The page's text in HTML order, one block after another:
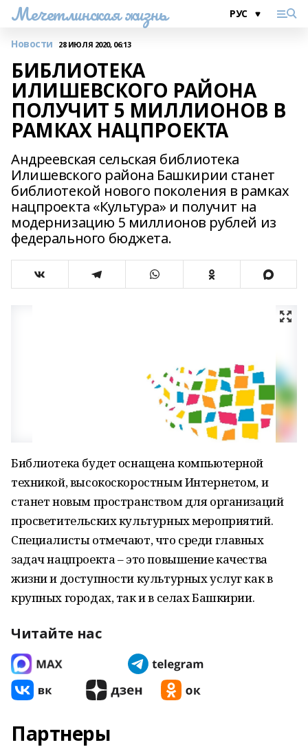
Мечетлинская жизнь
Новости 28 ИЮЛЯ 2020, 06:13
БИБЛИОТЕКА
ИЛИШЕВСКОГО РАЙОНА
ПОЛУЧИТ 5 МИЛЛИОНОВ В
РАМКАХ НАЦПРОЕКТА
Андреевская сельская библиотека
Илишевского района Башкирии станет
библиотекой нового поколения в рамках
нацпроекта «Культура» и получит на
модернизацию 5 миллионов рублей из
федерального бюджета.
Библиотека будет оснащена компьютерной
техникой, высокоскоростным Интернетом, и
станет новым пространством для организаций
просветительских культурных мероприятий.
Специалисты отмечают, что среди главных
задач нацпроекта – это повышение качества
жизни и доступности культурных услуг как в
крупных городах, так и в селах Башкирии.
Читайте нас
Партнеры